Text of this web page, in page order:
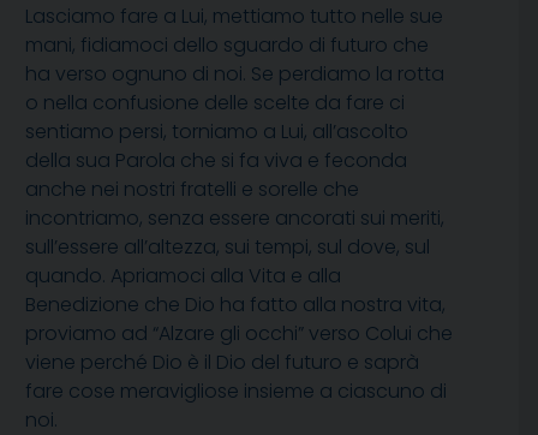
Lasciamo fare a Lui, mettiamo tutto nelle sue
mani, fidiamoci dello sguardo di futuro che
ha verso ognuno di noi. Se perdiamo la rotta
o nella confusione delle scelte da fare ci
sentiamo persi, torniamo a Lui, all’ascolto
della sua Parola che si fa viva e feconda
anche nei nostri fratelli e sorelle che
incontriamo, senza essere ancorati sui meriti,
sull’essere all’altezza, sui tempi, sul dove, sul
quando. Apriamoci alla Vita e alla
Benedizione che Dio ha fatto alla nostra vita,
proviamo ad “Alzare gli occhi” verso Colui che
viene perché Dio è il Dio del futuro e saprà
fare cose meravigliose insieme a ciascuno di
noi.